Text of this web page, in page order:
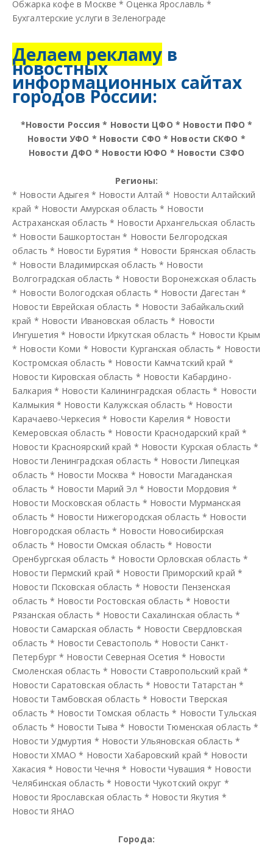
Обжарка кофе в Москве * Оценка Ярославль *
Бухгалтерские услуги в Зеленограде
Делаем рекламу в
новостных
информационных сайтах
городов России:
*Новости Россия * Новости ЦФО * Новости ПФО *
Новости УФО * Новости СФО * Новости СКФО *
Новости ДФО * Новости ЮФО * Новости СЗФО
Регионы:
* Новости Адыгея * Новости Алтай * Новости Алтайский
край * Новости Амурская область * Новости
Астраханская область * Новости Архангельская область
* Новости Башкортостан * Новости Белгородская
область * Новости Бурятия * Новости Брянская область
* Новости Владимирская область * Новости
Волгоградская область * Новости Воронежская область
* Новости Вологодская область * Новости Дагестан *
Новости Еврейская область * Новости Забайкальский
край * Новости Ивановская область * Новости
Ингушетия * Новости Иркутская область * Новости Крым
* Новости Коми * Новости Курганская область * Новости
Костромская область * Новости Камчатский край *
Новости Кировская область * Новости Кабардино-
Балкария * Новости Калининградская область * Новости
Калмыкия * Новости Калужская область * Новости
Карачаево-Черкесия * Новости Карелия * Новости
Кемеровская область * Новости Краснодарский край *
Новости Красноярский край * Новости Курская область *
Новости Ленинградская область * Новости Липецкая
область * Новости Москва * Новости Магаданская
область * Новости Марий Эл * Новости Мордовия *
Новости Московская область * Новости Мурманская
область * Новости Нижегородская область * Новости
Новгородская область * Новости Новосибирская
область * Новости Омская область * Новости
Оренбургская область * Новости Орловская область *
Новости Пермский край * Новости Приморский край *
Новости Псковская область * Новости Пензенская
область * Новости Ростовская область * Новости
Рязанская область * Новости Сахалинская область *
Новости Самарская область * Новости Свердловская
область * Новости Севастополь * Новости Санкт-
Петербург* Новости Северная Осетия * Новости
Смоленская область * Новости Ставропольский край *
Новости Саратовская область * Новости Татарстан *
Новости Тамбовская область * Новости Тверская
область * Новости Томская область * Новости Тульская
область * Новости Тыва * Новости Тюменская область *
Новости Удмуртия * Новости Ульяновская область *
Новости ХМАО * Новости Хабаровский край * Новости
Хакасия * Новости Чечня * Новости Чувашия * Новости
Челябинская область * Новости Чукотский округ *
Новости Ярославская область * Новости Якутия *
Новости ЯНАО
Города: